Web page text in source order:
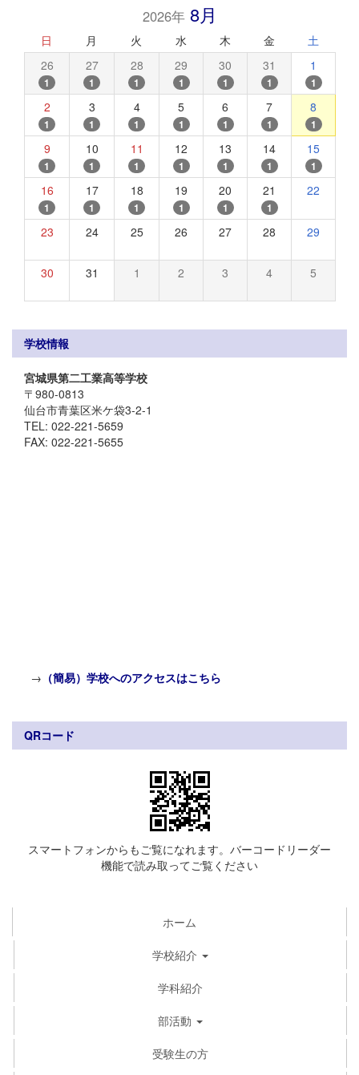
2026年8月
日 月 火 水 木 金 土
26
1
27
1
28
1
29
1
30
1
31
1
1
1
2
1
3
1
4
1
5
1
6
1
7
1
8
1
9
1
10
1
11
1
12
1
13
1
14
1
15
1
16
1
17
1
18
1
19
1
20
1
21
1
22
23 24 25 26 27 28 29
30 31 1 2 3 4 5
学校情報
宮城県第二工業高等学校
〒980-0813
仙台市青葉区米ケ袋3-2-1
TEL: 022-221-5659
FAX: 022-221-5655
→ （簡易）学校へのアクセスはこちら
QRコード
スマートフォンからもご覧になれます。バーコードリーダー
機能で読み取ってご覧ください
ホーム
学校紹介
学科紹介
部活動
受験生の方